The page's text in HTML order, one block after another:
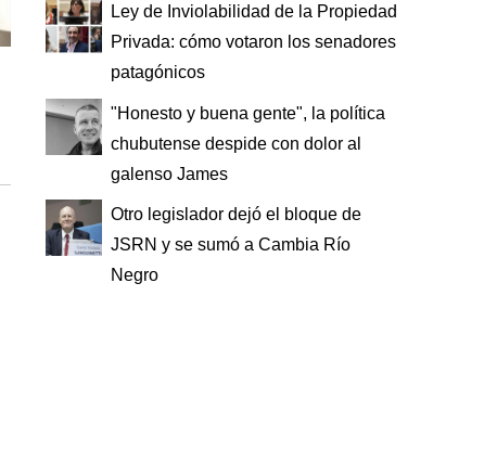
Ley de Inviolabilidad de la Propiedad
Privada: cómo votaron los senadores
patagónicos
"Honesto y buena gente", la política
chubutense despide con dolor al
galenso James
Otro legislador dejó el bloque de
JSRN y se sumó a Cambia Río
Negro